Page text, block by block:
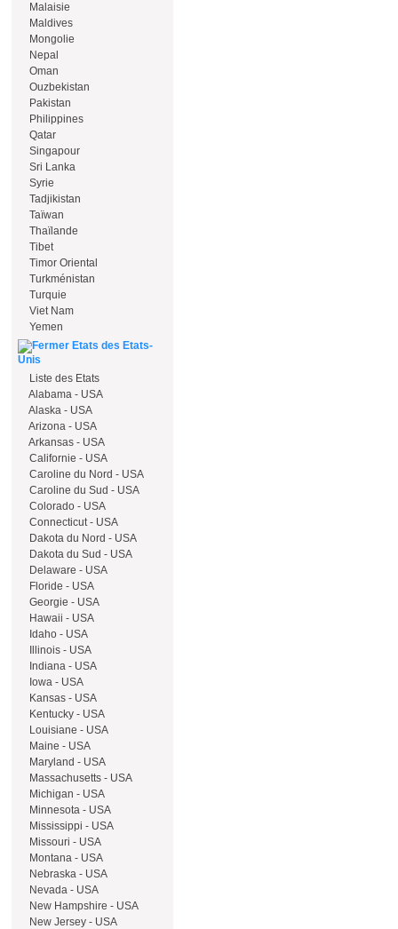
Malaisie
Maldives
Mongolie
Nepal
Oman
Ouzbekistan
Pakistan
Philippines
Qatar
Singapour
Sri Lanka
Syrie
Tadjikistan
Taïwan
Thaïlande
Tibet
Timor Oriental
Turkménistan
Turquie
Viet Nam
Yemen
Etats des Etats-
Unis
Liste des Etats
Alabama - USA
Alaska - USA
Arizona - USA
Arkansas - USA
Californie - USA
Caroline du Nord - USA
Caroline du Sud - USA
Colorado - USA
Connecticut - USA
Dakota du Nord - USA
Dakota du Sud - USA
Delaware - USA
Floride - USA
Georgie - USA
Hawaii - USA
Idaho - USA
Illinois - USA
Indiana - USA
Iowa - USA
Kansas - USA
Kentucky - USA
Louisiane - USA
Maine - USA
Maryland - USA
Massachusetts - USA
Michigan - USA
Minnesota - USA
Mississippi - USA
Missouri - USA
Montana - USA
Nebraska - USA
Nevada - USA
New Hampshire - USA
New Jersey - USA